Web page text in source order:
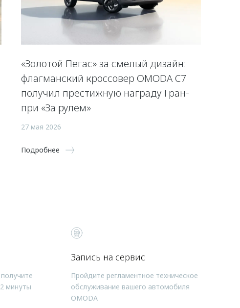
«Золотой Пегас» за смелый дизайн:
флагманский кроссовер OMODA C7
получил престижную награду Гран-
при «За рулем»
27 мая 2026
Подробнее
минуты
Запись на сервис
Пройдите регламентное техническое
обслуживание вашего автомобиля
OMODA